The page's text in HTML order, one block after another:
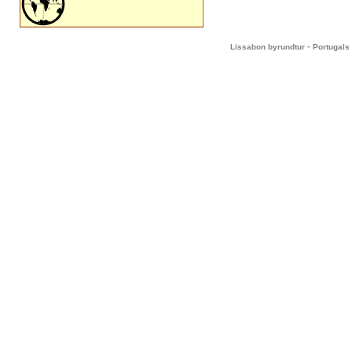
Lissabon byrundtur - Portugals